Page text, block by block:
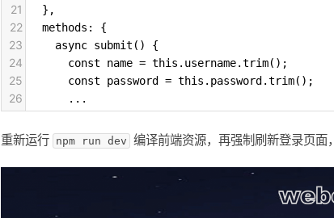
21
  },
22
  methods: {
23
    async submit() {
24
      const name = this.username.trim();
25
      const password = this.password.trim();
26
      ...
重新运行 npm run dev 编译前端资源，再强制刷新登录页面